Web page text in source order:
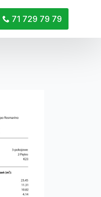
71 729 79 79